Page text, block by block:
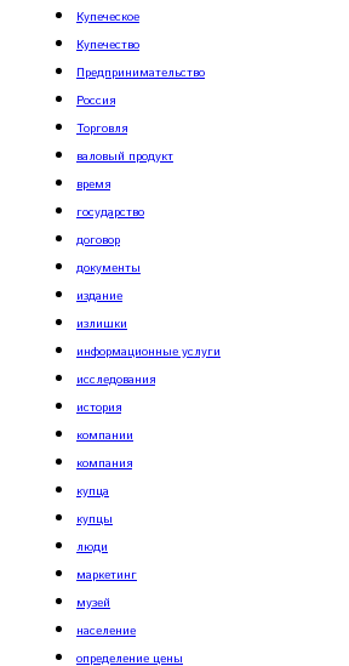
Купеческое
Купечество
Предпринимательство
Россия
Торговля
валовый продукт
время
государство
договор
документы
издание
излишки
информационные услуги
исследования
история
компании
компания
купца
купцы
люди
маркетинг
музей
население
определение цены